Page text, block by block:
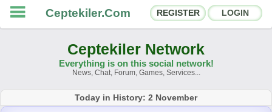
Ceptekiler.Com REGISTER LOGIN
Forums Social Shares
Ceptekiler Network
Everything is on this social network!
News, Chat, Forum, Games, Services...
Today in History: 2 November